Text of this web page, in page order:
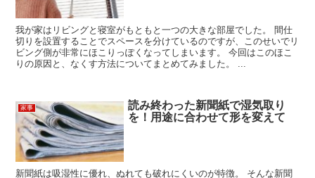
我が家はリビングと寝室がもともと一つの大きな部屋でした。 間仕
切りを設置することでスペースを分けているのですが、このせいでリ
ビング側が非常にほこりっぽくなってしまいます。 今回はこのほこ
りの原因と、なくす方法についてまとめてみました。 ...
家事
読み終わった新聞紙で湿気取り
を！用途に合わせて形を変えて
新聞紙は吸湿性に優れ、ぬれても破れにくいのが特徴。 そんな新聞